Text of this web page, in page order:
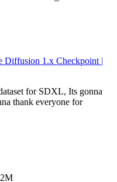
Diffusion 1.x Checkpoint |
for SDXL, Its gonna
thank everyone for